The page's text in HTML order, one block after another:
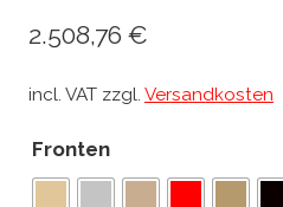
2.508,76 €
incl. VAT zzgl. Versandkosten
Fronten